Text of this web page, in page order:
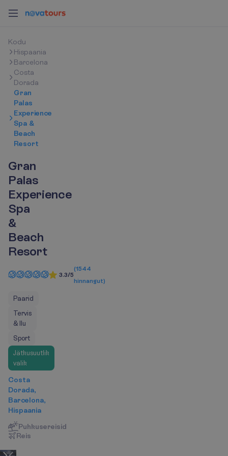
Kodu
Hispaania
Barcelona
Costa
Dorada
Gran
Palas
Experience
Spa &
Beach
Resort
Gran
Palas
Experience
Spa
&
Beach
Resort
3.3/5
(1544
hinnangut)
Paarid
Tervis
& Ilu
Sport
Jätkusuutlik
valik
Costa
Dorada,
Barcelona,
Hispaania
Puhkusereisid
Reis